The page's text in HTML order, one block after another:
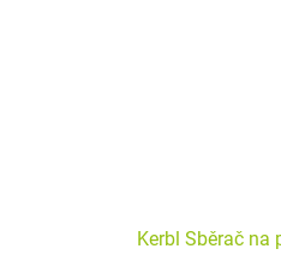
Kerbl Sběrač na